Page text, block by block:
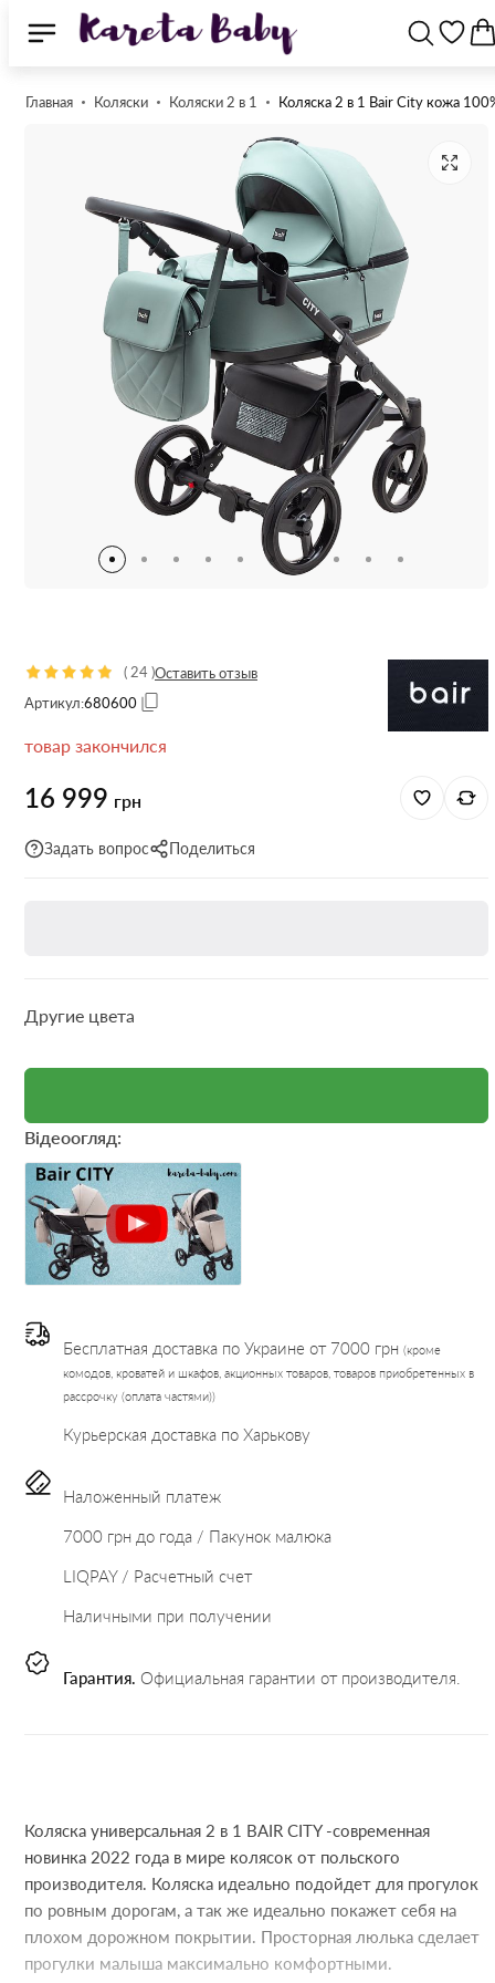
Главная Коляски Коляски 2 в 1 Коляска 2 в 1 Bair City кожа
Коляска универсальная 2 в 1 BAIR CITY -современная
новинка 2022 года в мире колясок от польского
производителя. Коляска идеально подойдет для прогулок
по ровным дорогам, а так же идеально покажет себя на
плохом дорожном покрытии. Просторная люлька сделает
прогулки малыша максимально комфортными.
( 24 )Оставить отзыв
Артикул:680600
товар закончился
16 999 грн
Задать вопрос Поделиться
Другие цвета
Відеоогляд:
Бесплатная доставка по Украине от 7000 грн (кроме
комодов, кроватей и шкафов, акционных товаров, товаров приобретенных в
рассрочку (оплата частями))
Курьерская доставка по Харькову
Наложенный платеж
7000 грн до года / Пакунок малюка
LIQPAY / Расчетный счет
Наличными при получении
Гарантия. Официальная гарантии от производителя.